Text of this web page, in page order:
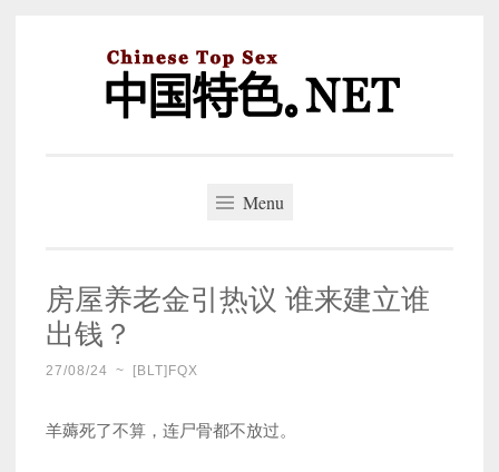
Menu
房屋养老金引热议 谁来建立谁
出钱？
27/08/24 ~ [BLT]FQX
羊薅死了不算，连尸骨都不放过。